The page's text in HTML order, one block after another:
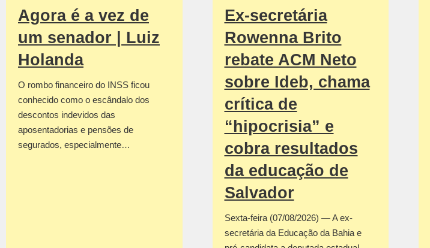
Agora é a vez de
um senador | Luiz
Holanda
O rombo financeiro do INSS ficou
conhecido como o escândalo dos
descontos indevidos das
aposentadorias e pensões de
segurados, especialmente…
Ex-secretária
Rowenna Brito
rebate ACM Neto
sobre Ideb, chama
crítica de
“hipocrisia” e
cobra resultados
da educação de
Salvador
Sexta-feira (07/08/2026) — A ex-
secretária da Educação da Bahia e